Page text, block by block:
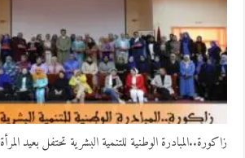
زاكورة..المبادرة الوطنية للتنمية البشرية تحتفل بعيد المرأة